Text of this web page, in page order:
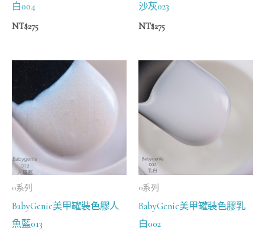
白004
NT$275
沙灰023
NT$275
0系列
BabyGenie美甲罐裝色膠人
魚藍013
0系列
BabyGenie美甲罐裝色膠乳
白002